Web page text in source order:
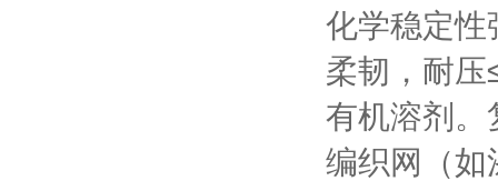
化学稳定性
柔韧，耐压
有机溶剂。
编织网（如